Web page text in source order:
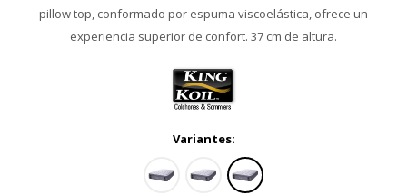
pillow top, conformado por espuma viscoelástica, ofrece un
experiencia superior de confort. 37 cm de altura.
Variantes: